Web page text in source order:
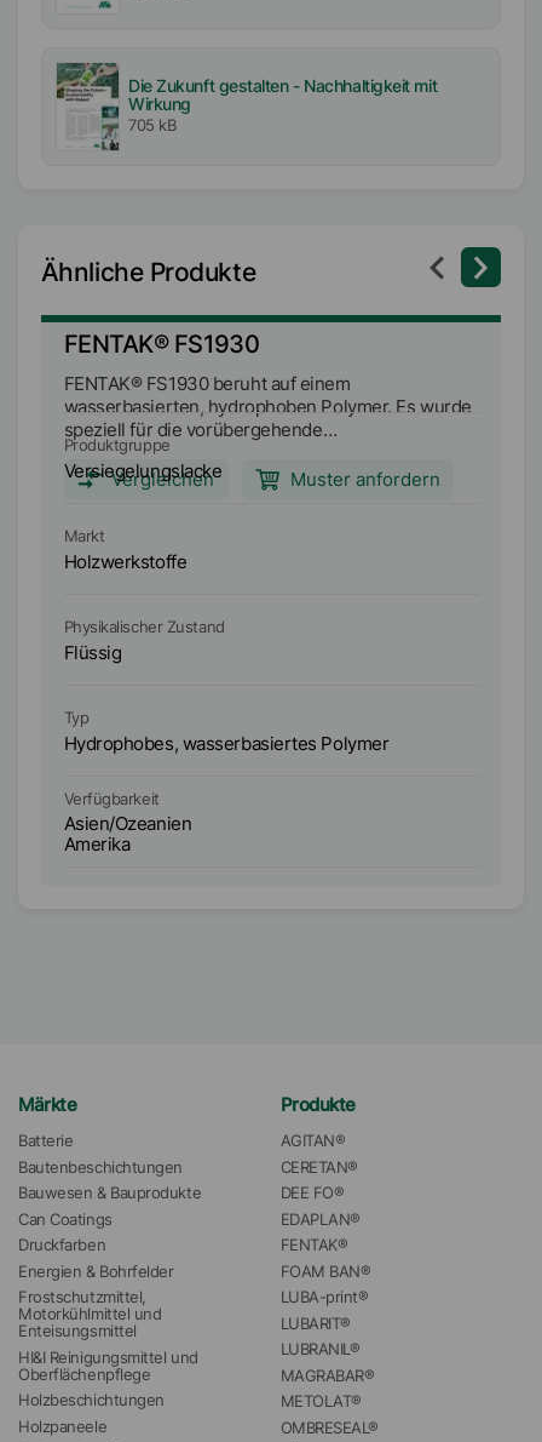
Die Zukunft gestalten - Nachhaltigkeit mit
Wirkung
705 kB
Ähnliche Produkte
FENTAK® FS1930
FENTAK® FS1930 beruht auf einem
wasserbasierten, hydrophoben Polymer. Es wurde
speziell für die vorübergehende
Witterungsbeständigkeit und Farbkennzeichnung
von strukturgebenden Furnierschichtholz (LVL)
entwickelt, das zusätzlich mit H2-Termiziden
und hat wasserabweisende und pilzresistente
Eigenschaften.
Vergleichen Muster anfordern
Produktgruppe
Versiegelungslacke
Markt
Holzwerkstoffe
Physikalischer Zustand
Flüssig
Typ
Hydrophobes, wasserbasiertes Polymer
Verfügbarkeit
Asien/Ozeanien
Amerika
Märkte
Batterie
Bautenbeschichtungen
Bauwesen & Bauprodukte
Can Coatings
Druckfarben
Energien & Bohrfelder
Frostschutzmittel,
Motorkühlmittel und
Enteisungsmittel
HI&I Reinigungsmittel und
Oberflächenpflege
Holzbeschichtungen
Holzpaneele
Produkte
AGITAN®
CERETAN®
DEE FO®
EDAPLAN®
FENTAK®
FOAM BAN®
LUBA-print®
LUBARIT®
LUBRANIL®
MAGRABAR®
METOLAT®
OMBRESEAL®